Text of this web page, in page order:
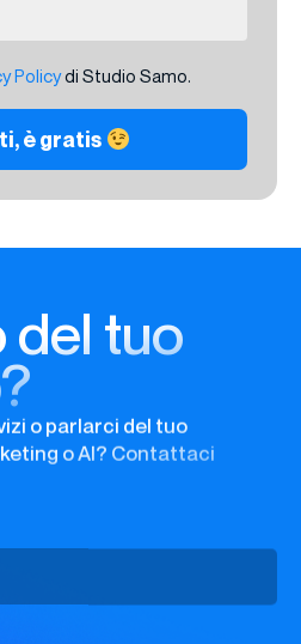
Policydi Studio Samo.
è gratis
del tuo
o parlarci del tuo
o AI? Contattaci